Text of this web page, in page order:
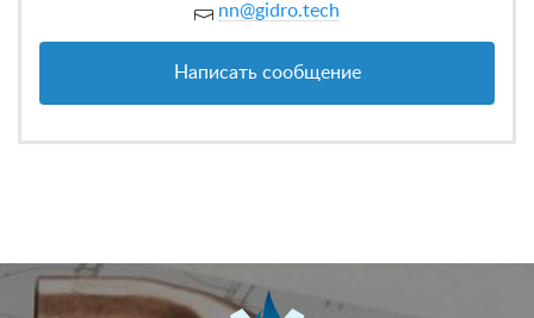
nn@gidro.tech
Написать сообщение